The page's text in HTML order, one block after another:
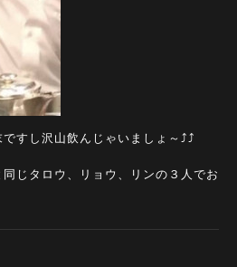
すし沢山飲んじゃいましょ～⤴️⤴️
じタロウ、リョウ、リンの３人でお